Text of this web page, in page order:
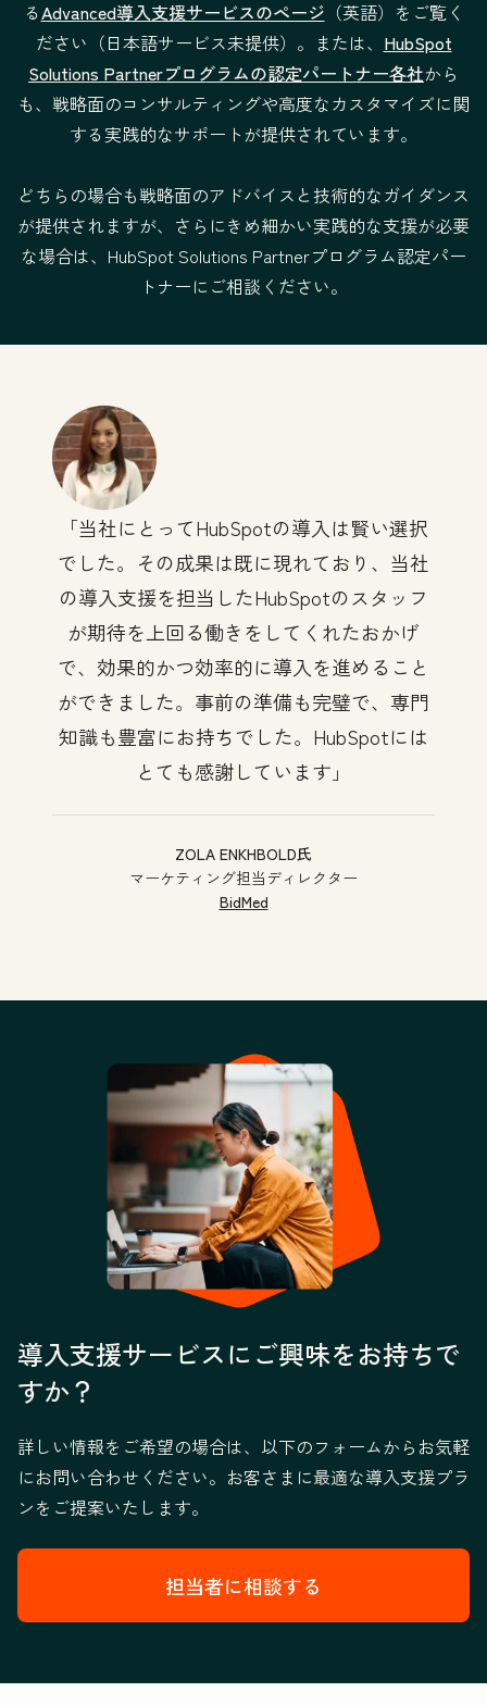
サービスの条件
$1,500
提供形式：リ
モート
$3,500
提供形式：
リモート
るAdvanced導入支援サービスのページ （英語）をご覧く
ださい（日本語サービス未提供）。または、 HubSpot
Solutions Partnerプログラムの認定パートナー各社から
も、戦略面のコンサルティングや高度なカスタマイズに関
する実践的なサポートが提供されています。
どちらの場合も戦略面のアドバイスと技術的なガイダンス
が提供されますが、さらにきめ細かい実践的な支援が必要
な場合は、HubSpot Solutions Partnerプログラム認定パー
トナーにご相談ください。
当社にとってHubSpotの導入は賢い選択
でした。その成果は既に現れており、当社
の導入支援を担当したHubSpotのスタッフ
が期待を上回る働きをしてくれたおかげ
で、効果的かつ効率的に導入を進めること
ができました。事前の準備も完璧で、専門
知識も豊富にお持ちでした。HubSpotには
とても感謝しています
ZOLA ENKHBOLD氏
マーケティング担当ディレクター
BidMed
導入支援サービスにご興味をお持ちで
すか？
詳しい情報をご希望の場合は、以下のフォームからお気軽
にお問い合わせください。お客さまに最適な導入支援プラ
ンをご提案いたします。
担当者に相談する